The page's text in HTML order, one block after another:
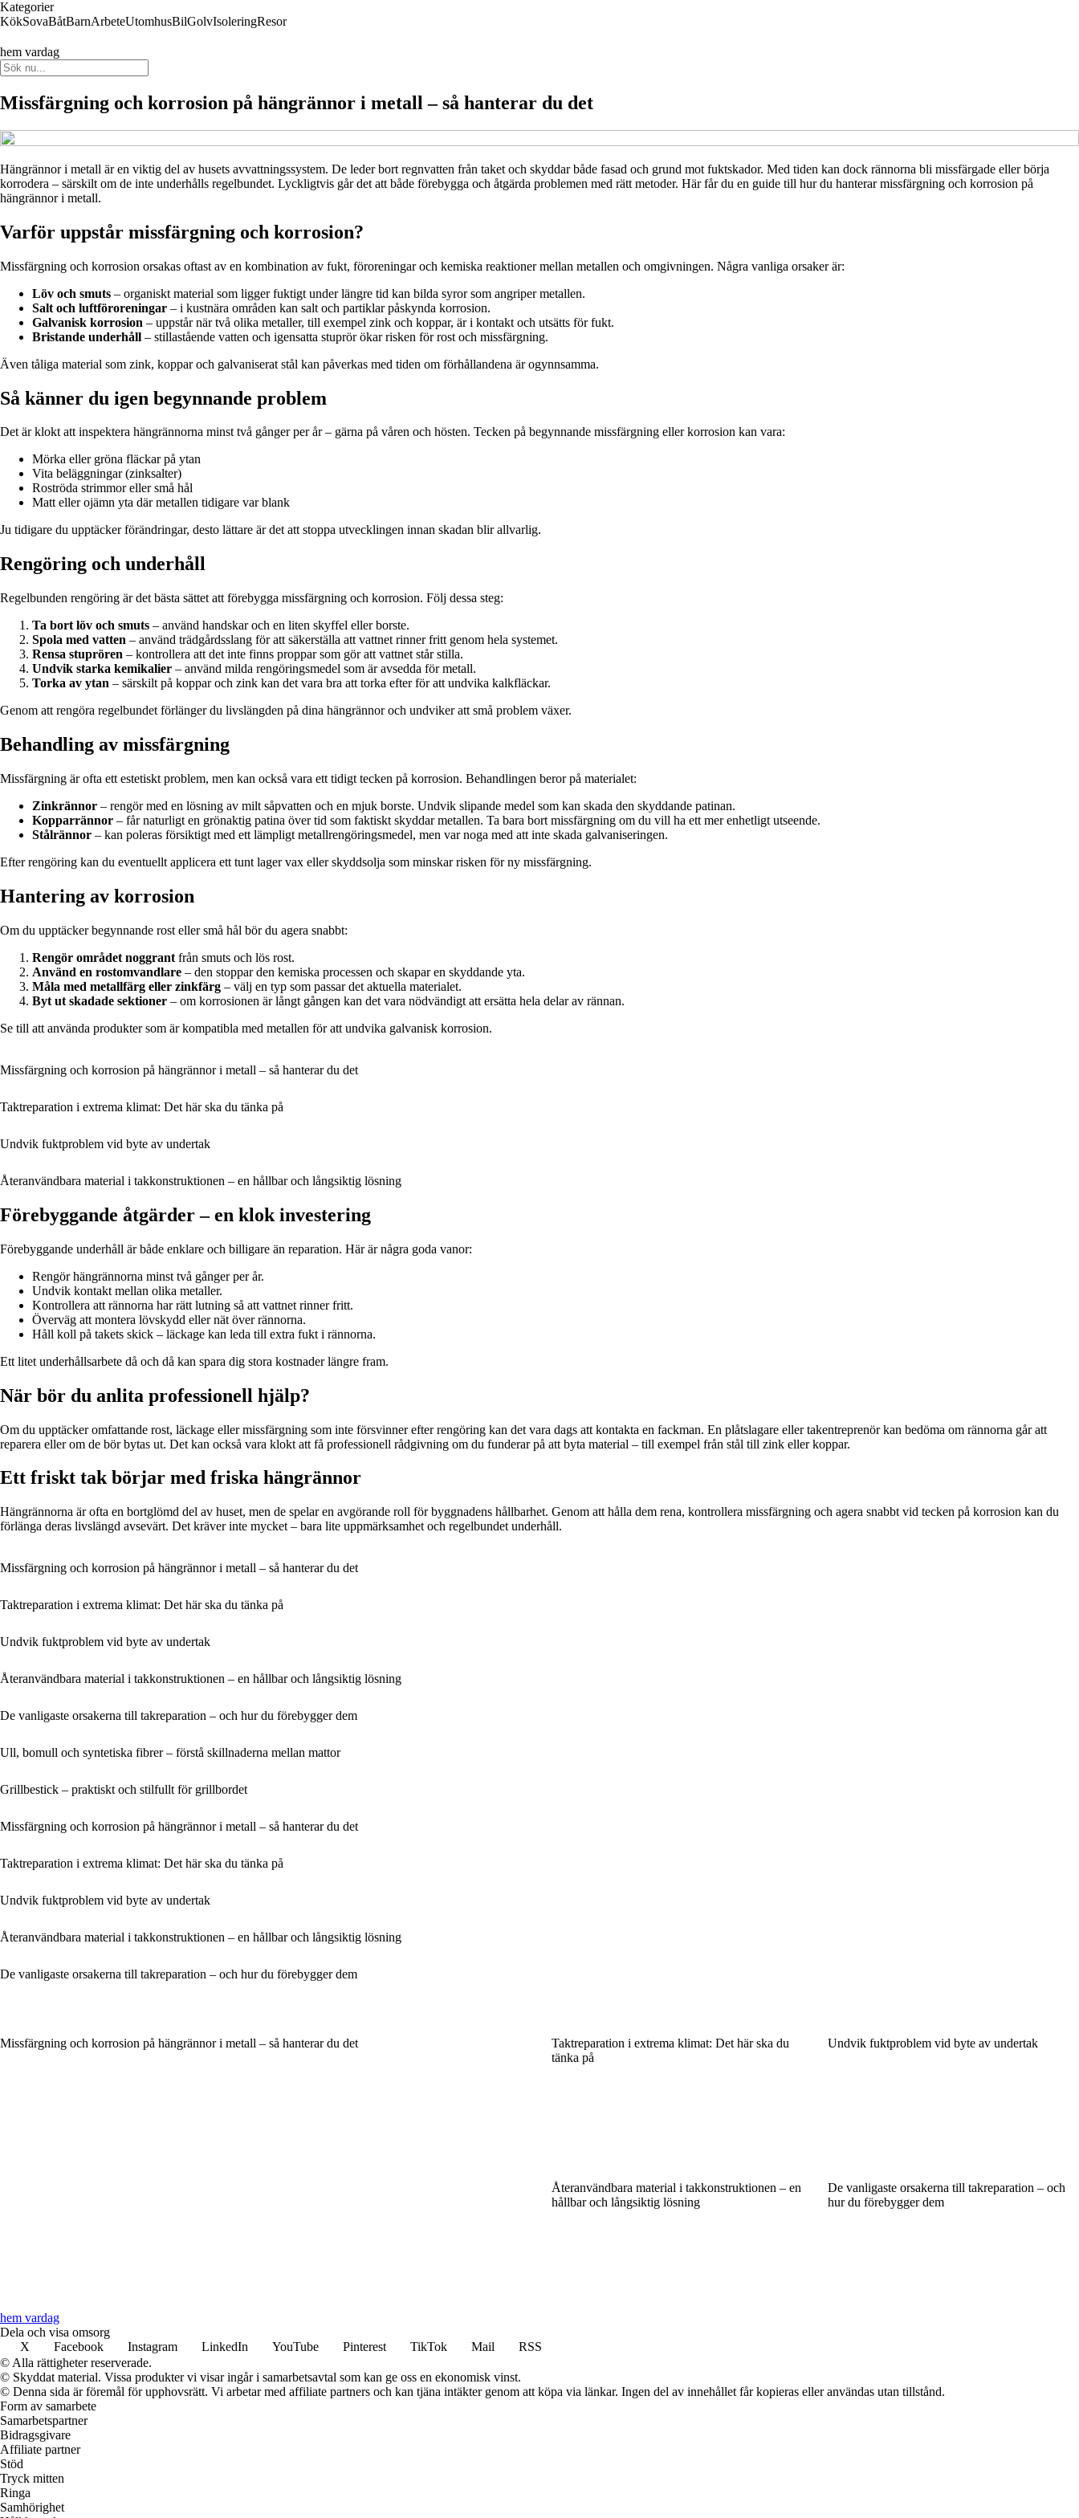
Kategorier
KökSovaBåtBarnArbeteUtomhusBilGolvIsoleringResor
hem vardag
Missfärgning och korrosion på hängrännor i metall – så hanterar du det
Hängrännor i metall är en viktig del av husets avvattningssystem. De leder bort regnvatten från taket och skyddar både fasad och grund mot fuktskador. Med tiden kan dock rännorna bli missfärgade eller börja
korrodera – särskilt om de inte underhålls regelbundet. Lyckligtvis går det att både förebygga och åtgärda problemen med rätt metoder. Här får du en guide till hur du hanterar missfärgning och korrosion på
hängrännor i metall.
Varför uppstår missfärgning och korrosion?
Missfärgning och korrosion orsakas oftast av en kombination av fukt, föroreningar och kemiska reaktioner mellan metallen och omgivningen. Några vanliga orsaker är:
Löv och smuts – organiskt material som ligger fuktigt under längre tid kan bilda syror som angriper metallen.
Salt och luftföroreningar – i kustnära områden kan salt och partiklar påskynda korrosion.
Galvanisk korrosion – uppstår när två olika metaller, till exempel zink och koppar, är i kontakt och utsätts för fukt.
Bristande underhåll – stillastående vatten och igensatta stuprör ökar risken för rost och missfärgning.
Även tåliga material som zink, koppar och galvaniserat stål kan påverkas med tiden om förhållandena är ogynnsamma.
Så känner du igen begynnande problem
Det är klokt att inspektera hängrännorna minst två gånger per år – gärna på våren och hösten. Tecken på begynnande missfärgning eller korrosion kan vara:
Mörka eller gröna fläckar på ytan
Vita beläggningar (zinksalter)
Roströda strimmor eller små hål
Matt eller ojämn yta där metallen tidigare var blank
Ju tidigare du upptäcker förändringar, desto lättare är det att stoppa utvecklingen innan skadan blir allvarlig.
Rengöring och underhåll
Regelbunden rengöring är det bästa sättet att förebygga missfärgning och korrosion. Följ dessa steg:
Ta bort löv och smuts – använd handskar och en liten skyffel eller borste.
Spola med vatten – använd trädgårdsslang för att säkerställa att vattnet rinner fritt genom hela systemet.
Rensa stuprören – kontrollera att det inte finns proppar som gör att vattnet står stilla.
Undvik starka kemikalier – använd milda rengöringsmedel som är avsedda för metall.
Torka av ytan – särskilt på koppar och zink kan det vara bra att torka efter för att undvika kalkfläckar.
Genom att rengöra regelbundet förlänger du livslängden på dina hängrännor och undviker att små problem växer.
Behandling av missfärgning
Missfärgning är ofta ett estetiskt problem, men kan också vara ett tidigt tecken på korrosion. Behandlingen beror på materialet:
Zinkrännor – rengör med en lösning av milt såpvatten och en mjuk borste. Undvik slipande medel som kan skada den skyddande patinan.
Kopparrännor – får naturligt en grönaktig patina över tid som faktiskt skyddar metallen. Ta bara bort missfärgning om du vill ha ett mer enhetligt utseende.
Stålrännor – kan poleras försiktigt med ett lämpligt metallrengöringsmedel, men var noga med att inte skada galvaniseringen.
Efter rengöring kan du eventuellt applicera ett tunt lager vax eller skyddsolja som minskar risken för ny missfärgning.
Hantering av korrosion
Om du upptäcker begynnande rost eller små hål bör du agera snabbt:
Rengör området noggrant från smuts och lös rost.
Använd en rostomvandlare – den stoppar den kemiska processen och skapar en skyddande yta.
Måla med metallfärg eller zinkfärg – välj en typ som passar det aktuella materialet.
Byt ut skadade sektioner – om korrosionen är långt gången kan det vara nödvändigt att ersätta hela delar av rännan.
Se till att använda produkter som är kompatibla med metallen för att undvika galvanisk korrosion.
Missfärgning och korrosion på hängrännor i metall – så hanterar du det
Taktreparation i extrema klimat: Det här ska du tänka på
Undvik fuktproblem vid byte av undertak
Återanvändbara material i takkonstruktionen – en hållbar och långsiktig lösning
Förebyggande åtgärder – en klok investering
Förebyggande underhåll är både enklare och billigare än reparation. Här är några goda vanor:
Rengör hängrännorna minst två gånger per år.
Undvik kontakt mellan olika metaller.
Kontrollera att rännorna har rätt lutning så att vattnet rinner fritt.
Överväg att montera lövskydd eller nät över rännorna.
Håll koll på takets skick – läckage kan leda till extra fukt i rännorna.
Ett litet underhållsarbete då och då kan spara dig stora kostnader längre fram.
När bör du anlita professionell hjälp?
Om du upptäcker omfattande rost, läckage eller missfärgning som inte försvinner efter rengöring kan det vara dags att kontakta en fackman. En plåtslagare eller takentreprenör kan bedöma om rännorna går att
reparera eller om de bör bytas ut. Det kan också vara klokt att få professionell rådgivning om du funderar på att byta material – till exempel från stål till zink eller koppar.
Ett friskt tak börjar med friska hängrännor
Hängrännorna är ofta en bortglömd del av huset, men de spelar en avgörande roll för byggnadens hållbarhet. Genom att hålla dem rena, kontrollera missfärgning och agera snabbt vid tecken på korrosion kan du
förlänga deras livslängd avsevärt. Det kräver inte mycket – bara lite uppmärksamhet och regelbundet underhåll.
Missfärgning och korrosion på hängrännor i metall – så hanterar du det
Taktreparation i extrema klimat: Det här ska du tänka på
Undvik fuktproblem vid byte av undertak
Återanvändbara material i takkonstruktionen – en hållbar och långsiktig lösning
De vanligaste orsakerna till takreparation – och hur du förebygger dem
Ull, bomull och syntetiska fibrer – förstå skillnaderna mellan mattor
Grillbestick – praktiskt och stilfullt för grillbordet
Missfärgning och korrosion på hängrännor i metall – så hanterar du det
Taktreparation i extrema klimat: Det här ska du tänka på
Undvik fuktproblem vid byte av undertak
Återanvändbara material i takkonstruktionen – en hållbar och långsiktig lösning
De vanligaste orsakerna till takreparation – och hur du förebygger dem
Missfärgning och korrosion på hängrännor i metall – så hanterar du det
Taktreparation i extrema klimat: Det här ska du
tänka på
Undvik fuktproblem vid byte av undertak
Återanvändbara material i takkonstruktionen – en
hållbar och långsiktig lösning
De vanligaste orsakerna till takreparation – och
hur du förebygger dem
hem vardag
Dela och visa omsorg
X
Facebook Instagram LinkedIn YouTube Pinterest TikTok Mail
RSS
© Alla rättigheter reserverade.
© Skyddat material. Vissa produkter vi visar ingår i samarbetsavtal som kan ge oss en ekonomisk vinst.
© Denna sida är föremål för upphovsrätt. Vi arbetar med affiliate partners och kan tjäna intäkter genom att köpa via länkar. Ingen del av innehållet får kopieras eller användas utan tillstånd.
Form av samarbete
Samarbetspartner
Bidragsgivare
Affiliate partner
Stöd
Tryck mitten
Ringa
Samhörighet